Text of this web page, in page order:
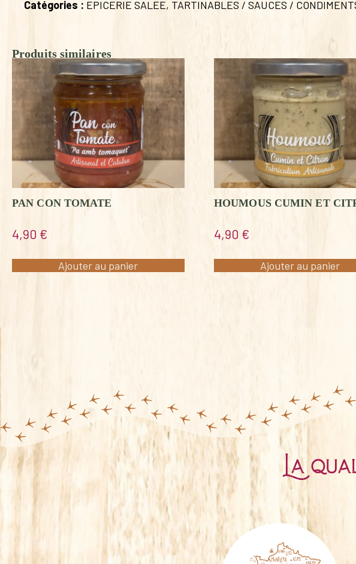
Catégories : EPICERIE SALEE, TARTINABLES / SAUCES /
Produits similaires
PAN CON TOMATE
4,90 €
Ajouter au panier
HOUMOUS CUMIN ET
4,90 €
Ajouter au panier
La